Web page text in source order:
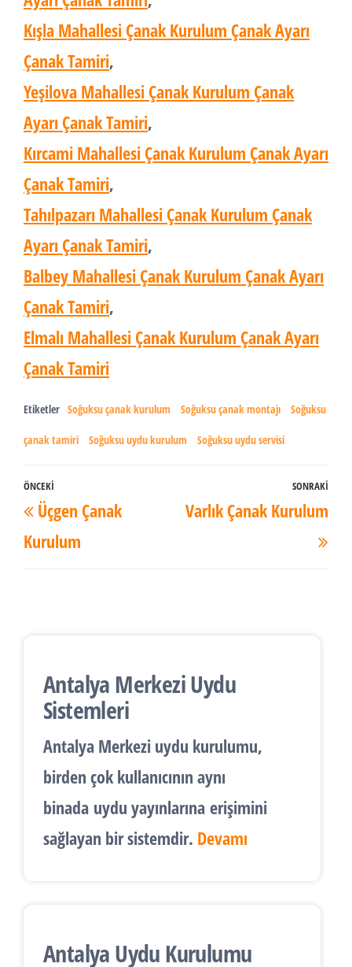
Kışla Mahallesi Çanak Kurulum Çanak Ayarı
Çanak Tamiri,
Yeşilova Mahallesi Çanak Kurulum Çanak
Ayarı Çanak Tamiri,
Kırcami Mahallesi Çanak Kurulum Çanak Ayarı
Çanak Tamiri,
Tahılpazarı Mahallesi Çanak Kurulum Çanak
Ayarı Çanak Tamiri,
Balbey Mahallesi Çanak Kurulum Çanak Ayarı
Çanak Tamiri,
Elmalı Mahallesi Çanak Kurulum Çanak Ayarı
Çanak Tamiri
Etiketler Soğuksu çanak kurulum Soğuksu çanak montajı Soğuksu
çanak tamiri Soğuksu uydu kurulum Soğuksu uydu servisi
Yazı
dolaşımı
Önceki
Yazı
ÖNCEKI
Üçgen Çanak
Kurulum
SONRAKI
Varlık Çanak Kurulum
Antalya Merkezi Uydu
Sistemleri
Antalya Merkezi uydu kurulumu,
birden çok kullanıcının aynı
binada uydu yayınlarına erişimini
sağlayan bir sistemdir. Devamı
Antalya Uydu Kurulumu